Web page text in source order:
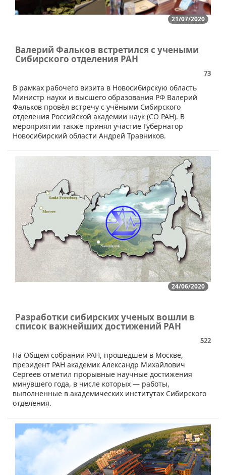
21/07/2020
Валерий Фальков встретился с учеными
Cибирского отделения РАН
73
​В рамках рабочего визита в Новосибирскую область
Министр науки и высшего образования РФ Валерий
Фальков провёл встречу с учёными Сибирского
отделения Российской академии наук (СО РАН). В
мероприятии также принял участие Губернатор
Новосибирский области Андрей Травников.
24/06/2020
Разработки сибирских ученых вошли в
список важнейших достижений РАН
522
​​На Общем собрании РАН, прошедшем в Москве,
президент РАН академик Александр Михайлович
Сергеев отметил прорывные научные достижения
минувшего года, в числе которых — работы,
выполненные в академических институтах Сибирского
отделения.